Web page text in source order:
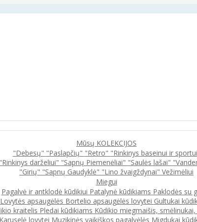
Mūsų KOLEKCIJOS
"Debesų" "Paslapčių" "Retro" "Rinkinys baseinui ir
"Rinkinys darželiui" "Sapnų Piemenėliai" "Saulės lašai"
"Girių" "Sapnų Gaudyklė" "Lino žvaigždynai" Vežimėliui
Miegui
Pagalvė ir antklodė kūdikiui Patalynė kūdikiams Paklodės su
Lovytės apsaugėlės Bortelio apsaugėlės lovytei Gultukai
kraitelis Pledai kūdikiams Kūdikio miegmaišis,
Karuselė lovytei Muzikinės vaikiškos pagalvėlės Migdukai